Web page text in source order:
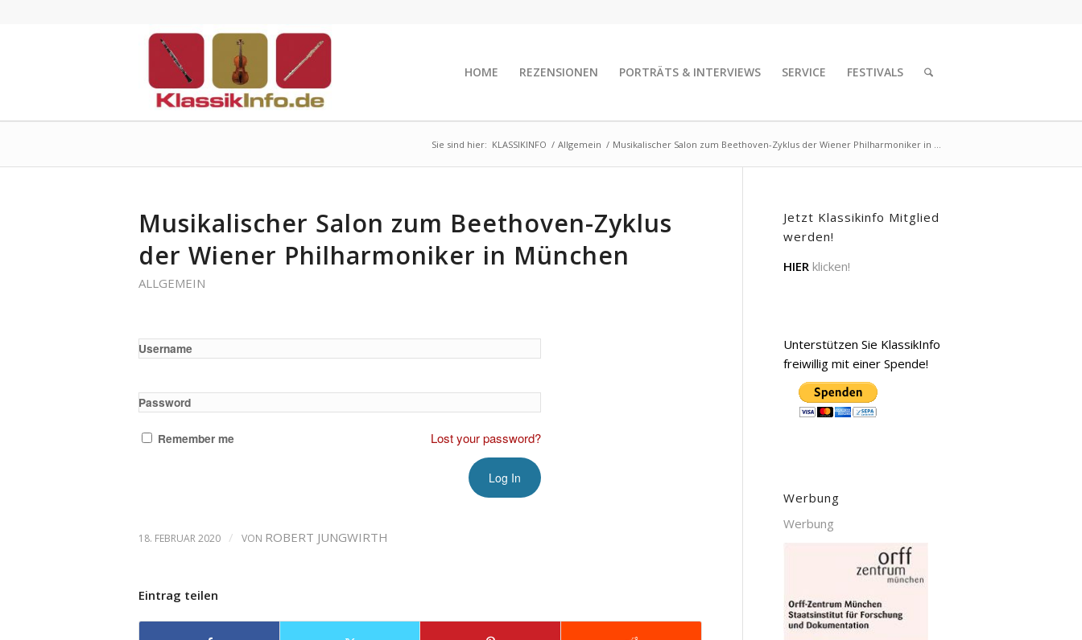
HOME REZENSIONEN PORTRÄTS & INTERVIEWS SERVICE FESTIVALS
Sie sind hier: KLASSIKINFO / Allgemein / Musikalischer Salon zum Beethoven-Zyklus der Wiener Philharmoniker in ...
Musikalischer Salon zum Beethoven-Zyklus
der Wiener Philharmoniker in München
ALLGEMEIN
Username
Password
Remember me Lost your password?
18. FEBRUAR 2020 / VON ROBERT JUNGWIRTH
Eintrag teilen
Jetzt Klassikinfo Mitglied
werden!
HIER klicken!
Unterstützen Sie KlassikInfo
freiwillig mit einer Spende!
Werbung
Werbung